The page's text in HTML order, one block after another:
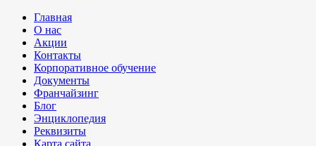
Главная
О нас
Акции
Контакты
Корпоративное обучение
Документы
Франчайзинг
Блог
Энциклопедия
Реквизиты
Карта сайта